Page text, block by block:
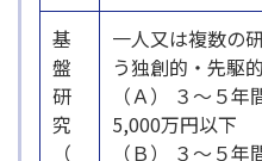
基
盤
研
究
（
一人又は複数の
う独創的・先駆
（Ａ） ３～５
5,000万円以下
（Ｂ） ３～５